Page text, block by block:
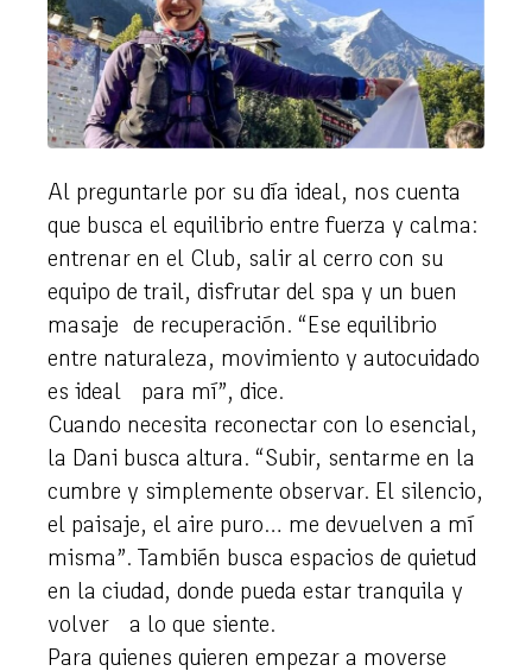
Al preguntarle por su día ideal, nos cuenta
que busca el equilibrio entre fuerza y calma:
entrenar en el Club, salir al cerro con su
equipo de trail, disfrutar del spa y un buen
masaje de recuperación. “Ese equilibrio
entre naturaleza, movimiento y autocuidado
es ideal para mí”, dice.
Cuando necesita reconectar con lo esencial,
la Dani busca altura. “Subir, sentarme en la
cumbre y simplemente observar. El silencio,
el paisaje, el aire puro… me devuelven a mí
misma”. También busca espacios de quietud
en la ciudad, donde pueda estar tranquila y
volver a lo que siente.
Para quienes quieren empezar a moverse